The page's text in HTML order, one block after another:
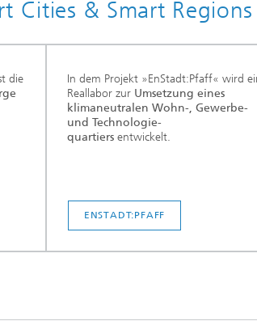
Cities & Smart
die
In dem Projekt »EnStadt:Pfaff« wird
Reallabor zur Umsetzung eines
klimaneutralen Wohn-, Gewerbe-
und Technologie-
quartiers entwickelt.
ENSTADT:PFAFF